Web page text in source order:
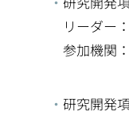
リーダー
参加機関
研究開発